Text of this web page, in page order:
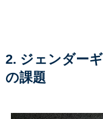
2. ジェンダー
の課題